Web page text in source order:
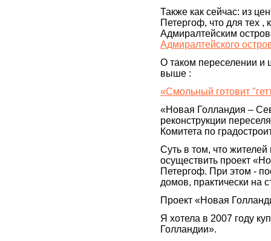
Также как сейчас: из
Петергоф, что для тех
Адмиралтейским
Адмиралтейского
О таком переселении и
выше :
«Смольный готовит
«Новая Голландия –
реконструкции
Комитета по
Суть в том, что
осуществить проект
Петергоф. При этом -
домов, практически на
Проект «Новая
Я хотела в 2007 году
Голландии».